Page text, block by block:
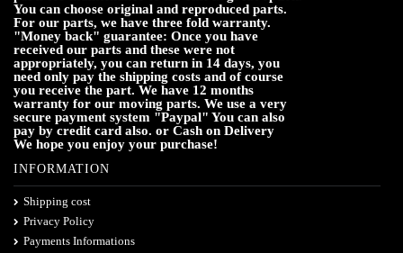
You can choose original and reproduced parts.
For our parts, we have three fold warranty.
"Money back" guarantee: Once you have
received our parts and these were not
appropriately, you can return in 14 days, you
need only pay the shipping costs and of course
you receive the part. We have 12 months
warranty for our moving parts. We use a very
secure payment system "Paypal" You can also
pay by credit card also. or Cash on Delivery
We hope you enjoy your purchase!
INFORMATION
Shipping cost
Privacy Policy
Payments Informations